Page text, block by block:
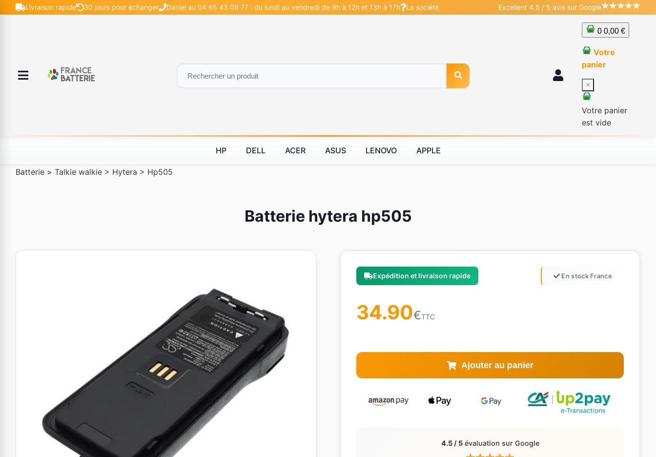
Livraison rapide 30 jours pour échanger Daniel au 04 65 43 08 77 : du lundi au vendredi de 9h à 12h et 13h à 17h La société Excellent 4.5 / 5 avis sur Google
0 0,00 €
Votre
panier
×
Votre panier
est vide
HP DELL ACER ASUS LENOVO APPLE
Batterie > Talkie walkie > Hytera > Hp505
Batterie hytera hp505
Expédition et livraison rapide En stock France
34.90€TTC
Ajouter au panier
4.5 / 5évaluation sur Google